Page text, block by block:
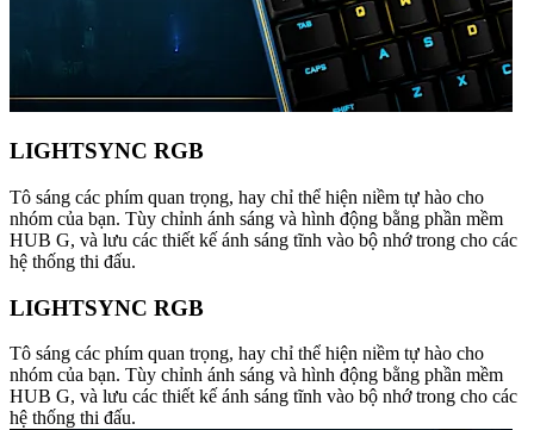
LIGHTSYNC RGB
Tô sáng các phím quan trọng, hay chỉ thể hiện niềm tự hào cho
nhóm của bạn. Tùy chỉnh ánh sáng và hình động bằng phần mềm
HUB G, và lưu các thiết kế ánh sáng tĩnh vào bộ nhớ trong cho các
hệ thống thi đấu.
LIGHTSYNC RGB
Tô sáng các phím quan trọng, hay chỉ thể hiện niềm tự hào cho
nhóm của bạn. Tùy chỉnh ánh sáng và hình động bằng phần mềm
HUB G, và lưu các thiết kế ánh sáng tĩnh vào bộ nhớ trong cho các
hệ thống thi đấu.